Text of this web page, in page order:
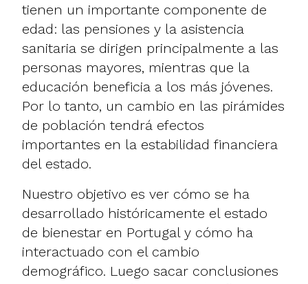
tienen un importante componente de
edad: las pensiones y la asistencia
sanitaria se dirigen principalmente a las
personas mayores, mientras que la
educación beneficia a los más jóvenes.
Por lo tanto, un cambio en las pirámides
de población tendrá efectos
importantes en la estabilidad financiera
del estado.
Nuestro objetivo es ver cómo se ha
desarrollado históricamente el estado
de bienestar en Portugal y cómo ha
interactuado con el cambio
demográfico. Luego sacar conclusiones